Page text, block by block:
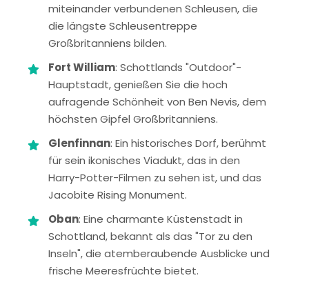
miteinander verbundenen Schleusen, die
die längste Schleusentreppe
Großbritanniens bilden.
Fort William: Schottlands "Outdoor"-
Hauptstadt, genießen Sie die hoch
aufragende Schönheit von Ben Nevis, dem
höchsten Gipfel Großbritanniens.
Glenfinnan: Ein historisches Dorf, berühmt
für sein ikonisches Viadukt, das in den
Harry-Potter-Filmen zu sehen ist, und das
Jacobite Rising Monument.
Oban: Eine charmante Küstenstadt in
Schottland, bekannt als das "Tor zu den
Inseln", die atemberaubende Ausblicke und
frische Meeresfrüchte bietet.